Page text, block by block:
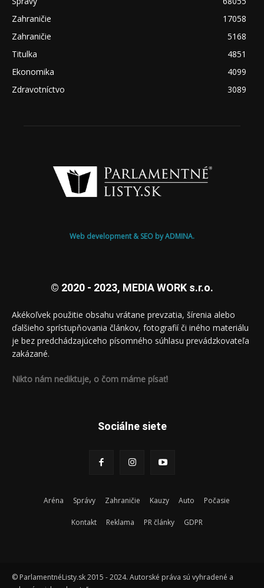
Zahraničie
17058
Zahraničie
5168
Titulka
4851
Ekonomika
4099
Zdravotníctvo
3089
Web development & SEO by ADMINA.
© 2020 - 2023, MEDIA WORK s.r.o.
Akékoľvek použitie obsahu vrátane prevzatia, šírenia alebo
ďalšieho sprístupňovania článkov, fotografií či iného materiálu
je bez predchádzajúceho písomného súhlasu prevádzkovateľa
zakázané.
Nikto nám nediktuje, o čom máme písať!
Sociálne siete
Aréna Správy Zahraničie Kauzy Auto Počasie
Kontakt Reklama PR články GDPR
© ParlamentnéListy.sk 2015 - 2024. Autorské práva sú vyhradené a